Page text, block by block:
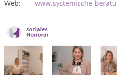
Web:
www.systemische-